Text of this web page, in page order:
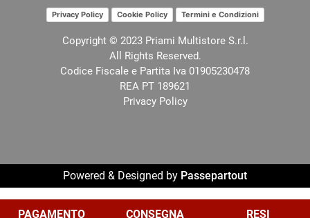
PAGAMENTO CONSEGNA RESI
Privacy Policy Cookie Policy Termini e Condizioni
Copyright © 2023 Priami Multistore S.r.l.
All Rights Reserved.
Codice Fiscale e Partita Iva 01905230478
REA PT 189621
Privacy Policy
Powered & Designed by Passepartout